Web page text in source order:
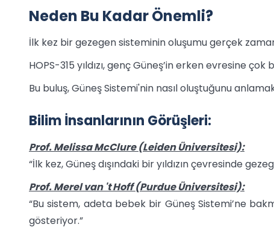
Neden Bu Kadar Önemli?
İlk kez bir gezegen sisteminin oluşumu gerçek
HOPS-315 yıldızı, genç Güneş’in erken evresine çok
Bu buluş, Güneş Sistemi'nin nasıl oluştuğunu
Bilim İnsanlarının Görüşleri:
Prof. Melissa McClure (Leiden Üniversitesi):
“İlk kez, Güneş dışındaki bir yıldızın çevresinde
Prof. Merel van 't Hoff (Purdue Üniversitesi):
“Bu sistem, adeta bebek bir Güneş Sistemi’ne
gösteriyor.”